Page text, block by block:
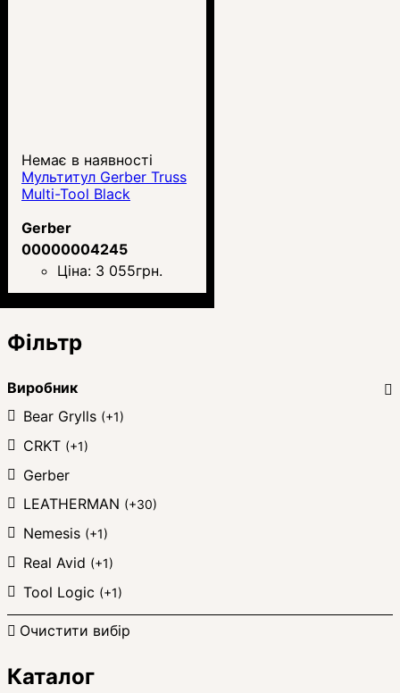
Немає в наявності
Мультитул Gerber Truss
Multi-Tool Black
Gerber
00000004245
Ціна: 3 055грн.
Фільтр
Виробник
Bear Grylls (+1)
CRKT (+1)
Gerber
LEATHERMAN (+30)
Nemesis (+1)
Real Avid (+1)
Tool Logic (+1)
Очистити вибір
Каталог